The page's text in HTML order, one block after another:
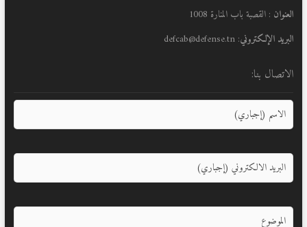
العنوان : القصبة باب المنارة 1008
البريد الإلكتروني: defcab@defense.tn
الاتصال بنا: